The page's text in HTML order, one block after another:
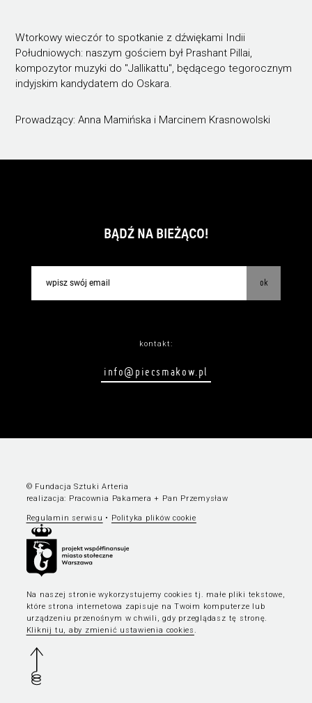
Wtorkowy wieczór to spotkanie z dźwiękami Indii
Południowych: naszym gościem był Prashant Pillai,
kompozytor muzyki do "Jallikattu", będącego tegorocznym
indyjskim kandydatem do Oskara.
Prowadzący: Anna Mamińska i Marcinem Krasnowolski
BĄDŹ NA BIEŻĄCO!
ok
kontakt:
info@piecsmakow.pl
© Fundacja Sztuki Arteria
realizacja: Pracownia Pakamera + Pan Przemysław
Regulamin serwisu • Polityka plików cookie
Na naszej stronie wykorzystujemy cookies tj. małe pliki tekstowe,
które strona internetowa zapisuje na Twoim komputerze lub
urządzeniu przenośnym w chwili, gdy przeglądasz tę stronę.
Kliknij tu, aby zmienić ustawienia cookies.